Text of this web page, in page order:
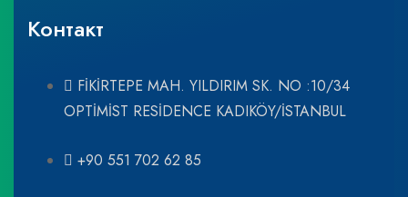
Контакт
FİKİRTEPE MAH. YILDIRIM SK. NO :10/34
OPTİMİST RESİDENCE KADIKÖY/İSTANBUL
+90 551 702 62 85